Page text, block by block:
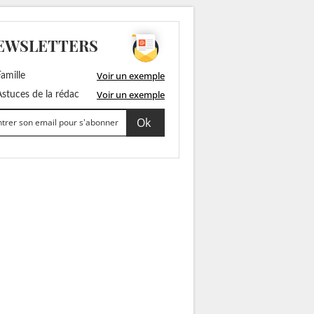
Voir un exemple
de la rédac Voir un exemple